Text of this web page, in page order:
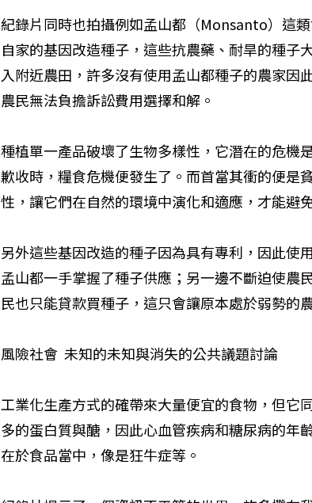
紀錄片同時也拍攝例如孟山都（Monsanto）這
自家的基因改造種子，這些抗農藥、耐旱的種子
入附近農田，許多沒有使用孟山都種子的農家因
農民無法負擔訴訟費用選擇和解。
種植單一產品破壞了生物多樣性，它潛在的危機
歉收時，糧食危機便發生了。而首當其衝的便是
性，讓它們在自然的環境中演化和適應，才能避
另外這些基因改造的種子因為具有專利，因此使
孟山都一手掌握了種子供應；另一邊不斷迫使農
民也只能貸款買種子，這只會讓原本處於弱勢的
風險社會  未知的未知與消失的公共議題討論
工業化生產方式的確帶來大量便宜的食物，但它
多的蛋白質與醣，因此心血管疾病和糖尿病的年
在於食品當中，像是狂牛症等。